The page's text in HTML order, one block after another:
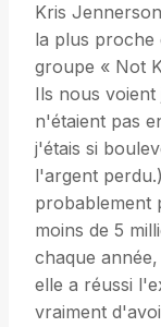
Kris
la plus proche
groupe « Not
Ils nous
n'étaient pas
j'étais si
l'argent
probablement
moins de 5
chaque
elle a réussi
vraiment